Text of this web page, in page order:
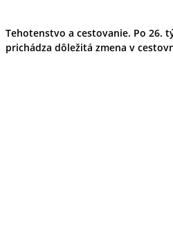
Tehotenstvo a cestovanie. Po 26.
prichádza dôležitá zmena v